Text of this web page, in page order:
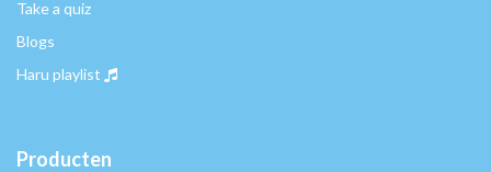
Take a quiz
Blogs
Haru playlist
Producten